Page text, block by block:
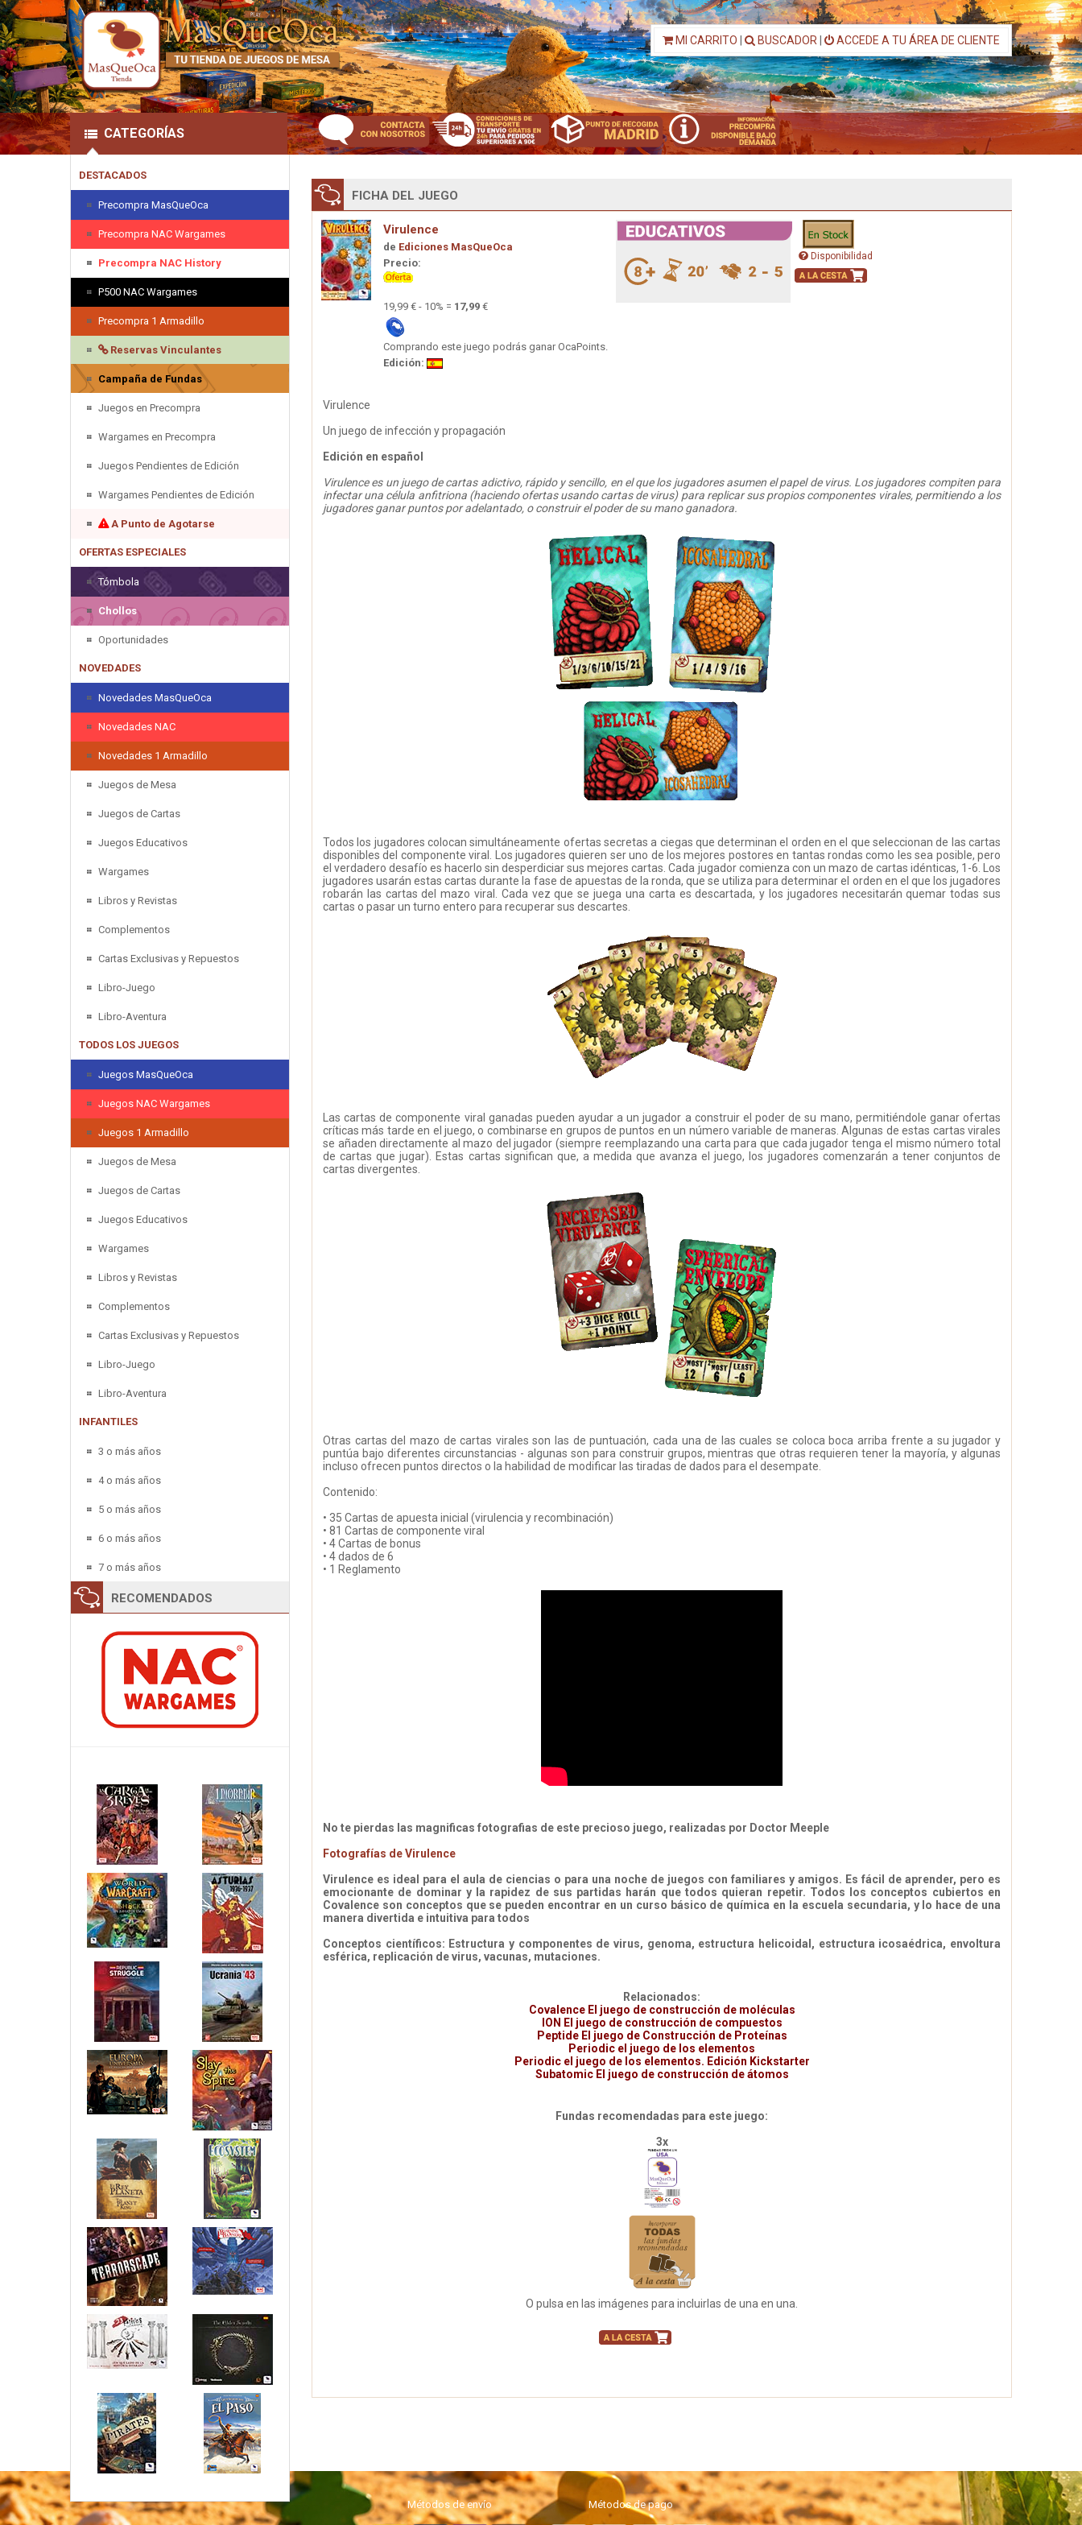
MI CARRITO BUSCADOR ACCEDE A TU ÁREA DE CLIENTE
CATEGORÍAS
DESTACADOS
Precompra MasQueOca
Precompra NAC Wargames
Precompra NAC History
P500 NAC Wargames
Precompra 1 Armadillo
Reservas Vinculantes
Campaña de Fundas
Juegos en Precompra
Wargames en Precompra
Juegos Pendientes de Edición
Wargames Pendientes de Edición
A Punto de Agotarse
OFERTAS ESPECIALES
Tómbola
Chollos
Oportunidades
NOVEDADES
Novedades MasQueOca
Novedades NAC
Novedades 1 Armadillo
Juegos de Mesa
Juegos de Cartas
Juegos Educativos
Wargames
Libros y Revistas
Complementos
Cartas Exclusivas y Repuestos
Libro-Juego
Libro-Aventura
TODOS LOS JUEGOS
Juegos MasQueOca
Juegos NAC Wargames
Juegos 1 Armadillo
Juegos de Mesa
Juegos de Cartas
Juegos Educativos
Wargames
Libros y Revistas
Complementos
Cartas Exclusivas y Repuestos
Libro-Juego
Libro-Aventura
INFANTILES
3 o más años
4 o más años
5 o más años
6 o más años
7 o más años
RECOMENDADOS
FICHA DEL JUEGO
Virulence
de Ediciones MasQueOca
Precio:
19,99 € - 10% = 17,99 €
Comprando este juego podrás ganar OcaPoints.
Edición:
Disponibilidad
Virulence
Un juego de infección y propagación
Edición en español
Virulence es un juego de cartas adictivo, rápido y sencillo, en el que los jugadores asumen el papel de virus. Los jugadores compiten para
infectar una célula anfitriona (haciendo ofertas usando cartas de virus) para replicar sus propios componentes virales, permitiendo a los
jugadores ganar puntos por adelantado, o construir el poder de su mano ganadora.
Todos los jugadores colocan simultáneamente ofertas secretas a ciegas que determinan el orden en el que seleccionan de las cartas
disponibles del componente viral. Los jugadores quieren ser uno de los mejores postores en tantas rondas como les sea posible, pero
el verdadero desafío es hacerlo sin desperdiciar sus mejores cartas. Cada jugador comienza con un mazo de cartas idénticas, 1-6. Los
jugadores usarán estas cartas durante la fase de apuestas de la ronda, que se utiliza para determinar el orden en el que los jugadores
robarán las cartas del mazo viral. Cada vez que se juega una carta es descartada, y los jugadores necesitarán quemar todas sus
cartas o pasar un turno entero para recuperar sus descartes.
Las cartas de componente viral ganadas pueden ayudar a un jugador a construir el poder de su mano, permitiéndole ganar ofertas
críticas más tarde en el juego, o combinarse en grupos de puntos en un número variable de maneras. Algunas de estas cartas virales
se añaden directamente al mazo del jugador (siempre reemplazando una carta para que cada jugador tenga el mismo número total
de cartas que jugar). Estas cartas significan que, a medida que avanza el juego, los jugadores comenzarán a tener conjuntos de
cartas divergentes.
Otras cartas del mazo de cartas virales son las de puntuación, cada una de las cuales se coloca boca arriba frente a su jugador y
puntúa bajo diferentes circunstancias - algunas son para construir grupos, mientras que otras requieren tener la mayoría, y algunas
incluso ofrecen puntos directos o la habilidad de modificar las tiradas de dados para el desempate.
Contenido:
• 35 Cartas de apuesta inicial (virulencia y recombinación)
• 81 Cartas de componente viral
• 4 Cartas de bonus
• 4 dados de 6
• 1 Reglamento
No te pierdas las magnificas fotografias de este precioso juego, realizadas por Doctor Meeple
Fotografías de Virulence
Virulence es ideal para el aula de ciencias o para una noche de juegos con familiares y amigos. Es fácil de aprender, pero es
emocionante de dominar y la rapidez de sus partidas harán que todos quieran repetir. Todos los conceptos cubiertos en
Covalence son conceptos que se pueden encontrar en un curso básico de química en la escuela secundaria, y lo hace de una
manera divertida e intuitiva para todos
Conceptos científicos: Estructura y componentes de virus, genoma, estructura helicoidal, estructura icosaédrica, envoltura
esférica, replicación de virus, vacunas, mutaciones.
Relacionados:
Covalence El juego de construcción de moléculas
ION El juego de construcción de compuestos
Peptide El juego de Construcción de Proteínas
Periodic el juego de los elementos
Periodic el juego de los elementos. Edición Kickstarter
Subatomic El juego de construcción de átomos
Fundas recomendadas para este juego:
3x
O pulsa en las imágenes para incluirlas de una en una.
Métodos de envío Métodos de pago